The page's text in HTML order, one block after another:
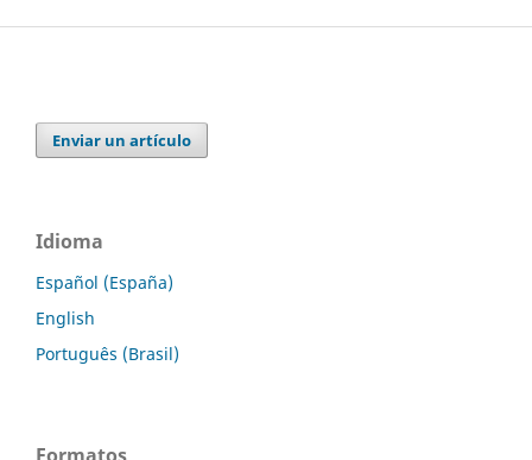
Enviar un artículo
Idioma
Español (España)
English
Português (Brasil)